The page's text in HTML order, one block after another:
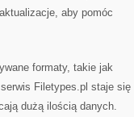
aby pomóc
formaty, takie jak
Filetypes.pl staje się
dużą ilością danych.